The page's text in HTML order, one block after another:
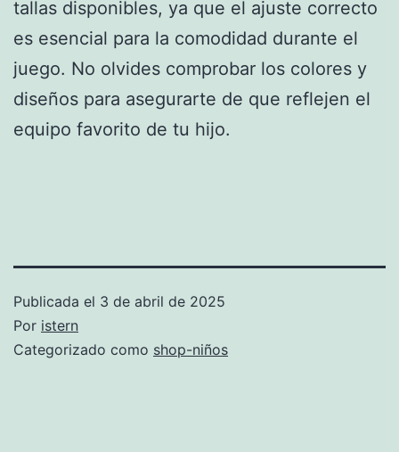
tallas disponibles, ya que el ajuste correcto
es esencial para la comodidad durante el
juego. No olvides comprobar los colores y
diseños para asegurarte de que reflejen el
equipo favorito de tu hijo.
Publicada el 3 de abril de 2025
Por istern
Categorizado como shop-niños